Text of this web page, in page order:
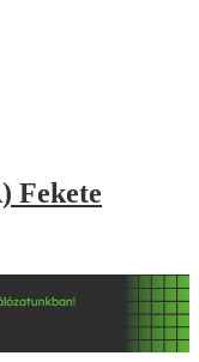
Fekete